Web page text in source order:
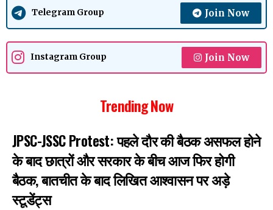
Telegram Group Join Now
Instagram Group Join Now
Trending Now
JPSC-JSSC Protest: पहले दौर की बैठक असफल होने
के बाद छात्रों और सरकार के बीच आज फिर होगी
बैठक, बातचीत के बाद लिखित आश्वासन पर अड़े
स्टूडेंट्स